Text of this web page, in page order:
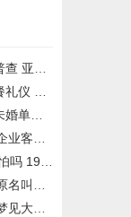
数据一览
有哪些
没啥问题
费服务
岁后命运
名字
周公解梦